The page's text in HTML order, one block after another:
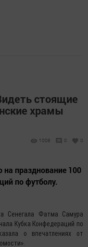
стоящие
храмы
1008 0 0
празднование 100
по футболу.
Сенегала Фатма Самура
Кубка Конфедераций по
о впечатлениях от